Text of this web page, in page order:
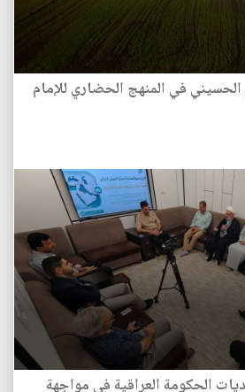
الحسيني في المنهج الحضاري للإمام
الحكومة العراقية في مواجهة